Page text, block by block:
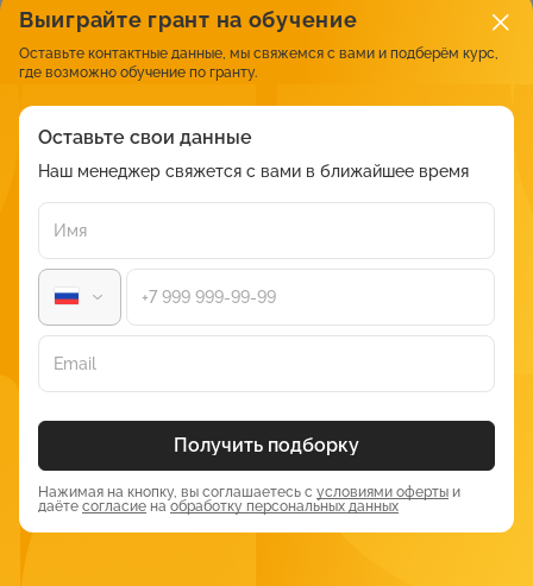
косметологии
В России есть немало клиник красоты и центров
пластической хирургии, что позволяет говорить о
востребованности профессии.
Медсестры в косметологии, судя по вакансиям в открытом
таких как аппаратный массаж, чистка лица и тела, продажа
Проблема в том, что практически везде требуется наличие
стажа от 3 лет, опыт работы процедурной или палатной
сестрой в больницах. Не случайно, в косметологию
приходят, отработав некоторое время в стационаре или
Эксперты рекомендуют
Выиграйте грант на обучение
Оставьте контактные данные, мы свяжемся с вами и подберём курс,
где возможно обучение по гранту.
Оставьте свои данные
Наш менеджер свяжется с вами в ближайшее время
Получить подборку
Нажимая на кнопку, вы соглашаетесь с условиями оферты и
даёте согласие на обработку персональных данных